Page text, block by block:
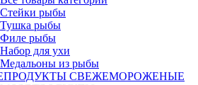
Стейки рыбы
Тушка рыбы
Филе рыбы
Набор для ухи
Медальоны из рыбы
СВЕЖЕМОРОЖЕНЫЕ